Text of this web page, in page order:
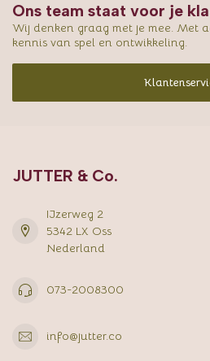
Ons team staat voor je
Wij denken graag met je mee. Met
kennis van spel en ontwikkeling.
JUTTER & Co.
IJzerweg 2
5342 LX Oss
Nederland
073-2008300
info@jutter.co